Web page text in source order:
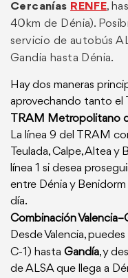
Cercanías RENFE,
40km de Dénia).
servicio de autobús
Gandia hasta Dénia.
Hay dos maneras
aprovechando tanto el
TRAM Metropolitano
La línea 9 del TRAM
Teulada, Calpe, Altea
línea 1 si desea
entre Dénia y
día.
Combinación
Desde Valencia,
C‑1) hasta Gandía, y
de ALSA que llega a